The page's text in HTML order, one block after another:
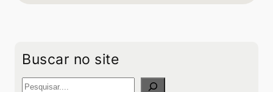
Buscar no site
P